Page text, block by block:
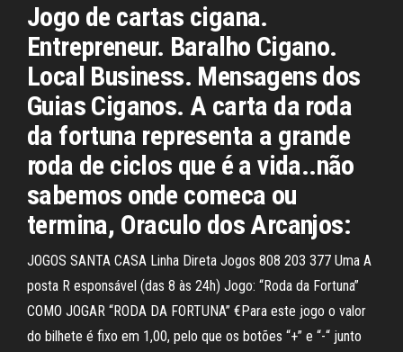
Jogo de cartas cigana.
Entrepreneur. Baralho Cigano.
Local Business. Mensagens dos
Guias Ciganos. A carta da roda
da fortuna representa a grande
roda de ciclos que é a vida..não
sabemos onde comeca ou
termina, Oraculo dos Arcanjos:
JOGOS SANTA CASA Linha Direta Jogos 808 203 377 Uma A
posta R esponsável (das 8 às 24h) Jogo: “Roda da Fortuna”
COMO JOGAR “RODA DA FORTUNA” €Para este jogo o valor
do bilhete é fixo em 1,00, pelo que os botões “+” e “-“ junto